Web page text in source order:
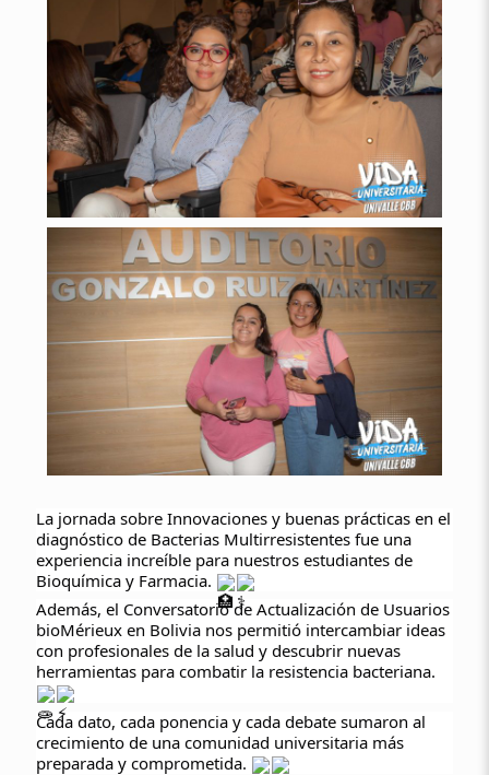
La jornada sobre Innovaciones y buenas prácticas en el
diagnóstico de Bacterias Multirresistentes fue una
experiencia increíble para nuestros estudiantes de
Bioquímica y Farmacia.
Además, el Conversatorio de Actualización de Usuarios
bioMérieux en Bolivia nos permitió intercambiar ideas
con profesionales de la salud y descubrir nuevas
herramientas para combatir la resistencia bacteriana.
Cada dato, cada ponencia y cada debate sumaron al
crecimiento de una comunidad universitaria más
preparada y comprometida.